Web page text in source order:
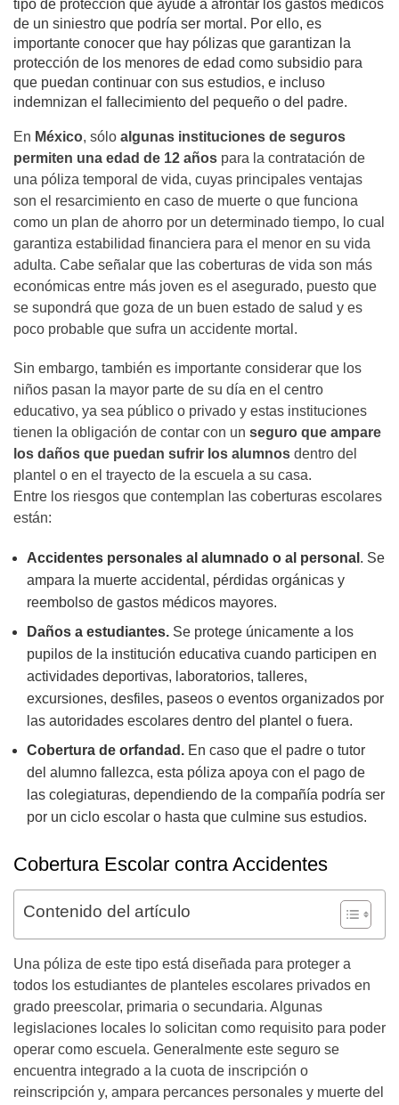
tipo de protección que ayude a afrontar los gastos médicos
de un siniestro que podría ser mortal. Por ello, es
importante conocer que hay pólizas que garantizan la
protección de los menores de edad como subsidio para
que puedan continuar con sus estudios, e incluso
indemnizan el fallecimiento del pequeño o del padre.
En México, sólo algunas instituciones de seguros
permiten una edad de 12 años para la contratación de
una póliza temporal de vida, cuyas principales ventajas
son el resarcimiento en caso de muerte o que funciona
como un plan de ahorro por un determinado tiempo, lo cual
garantiza estabilidad financiera para el menor en su vida
adulta. Cabe señalar que las coberturas de vida son más
económicas entre más joven es el asegurado, puesto que
se supondrá que goza de un buen estado de salud y es
poco probable que sufra un accidente mortal.
Sin embargo, también es importante considerar que los
niños pasan la mayor parte de su día en el centro
educativo, ya sea público o privado y estas instituciones
tienen la obligación de contar con un seguro que ampare
los daños que puedan sufrir los alumnos dentro del
plantel o en el trayecto de la escuela a su casa.
Entre los riesgos que contemplan las coberturas escolares
están:
Accidentes personales al alumnado o al personal . Se
ampara la muerte accidental, pérdidas orgánicas y
reembolso de gastos médicos mayores.
Daños a estudiantes. Se protege únicamente a los
pupilos de la institución educativa cuando participen en
actividades deportivas, laboratorios, talleres,
excursiones, desfiles, paseos o eventos organizados por
las autoridades escolares dentro del plantel o fuera.
Cobertura de orfandad. En caso que el padre o tutor
del alumno fallezca, esta póliza apoya con el pago de
las colegiaturas, dependiendo de la compañía podría ser
por un ciclo escolar o hasta que culmine sus estudios.
Cobertura Escolar contra Accidentes
Contenido del artículo
Una póliza de este tipo está diseñada para proteger a
todos los estudiantes de planteles escolares privados en
grado preescolar, primaria o secundaria. Algunas
legislaciones locales lo solicitan como requisito para poder
operar como escuela. Generalmente este seguro se
encuentra integrado a la cuota de inscripción o
reinscripción y, ampara percances personales y muerte del